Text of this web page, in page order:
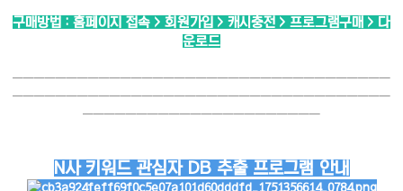
구매방법 : 홈페이지 접속 > 회원가입 > 캐시충전 > 프로그램구매 > 다
운로드
───────────────────────────────────
───────────────────────────────────
──────────────────────
N사 키워드 관심자 DB 추출 프로그램 안내